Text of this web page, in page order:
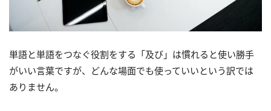
単語と単語をつなぐ役割をする「及び」は慣れると使い勝手
がいい言葉ですが、どんな場面でも使っていいという訳では
ありません。